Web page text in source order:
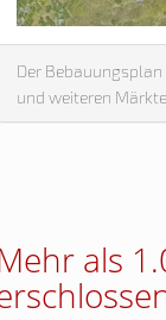
Der
und weiteren
als